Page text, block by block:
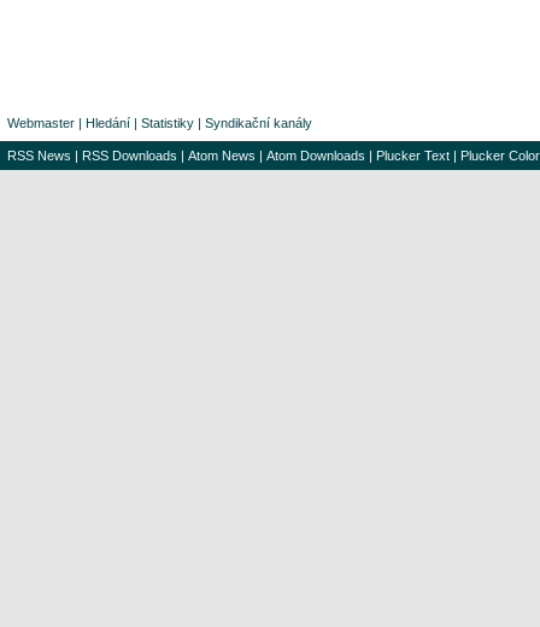
Webmaster | Hledání | Statistiky | Syndikační kanály
RSS News | RSS Downloads | Atom News | Atom Downloads | Plucker Text | Plucker Color